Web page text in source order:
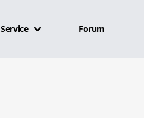
Service Forum